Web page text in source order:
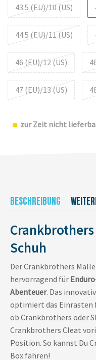
43.5 (EU)/10 (US)
44.5 (EU)/11 (US)
46 (EU)/12 (US)
47 (EU)/13 (US)
zur Zeit nicht
BESCHREIBUNG
Crankbrothers
Schuh
Der Crankbrothers
hervorragend für
Abenteuer. Das
optimiert das Einrasten
ob Crankbrothers oder
Crankbrothers Cleat
Position. So kannst Du
Box fahren!